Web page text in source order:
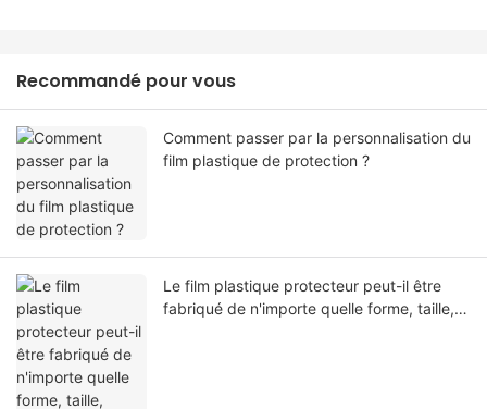
Recommandé pour vous
Comment passer par la personnalisation du
film plastique de protection ?
Le film plastique protecteur peut-il être
fabriqué de n'importe quelle forme, taille,